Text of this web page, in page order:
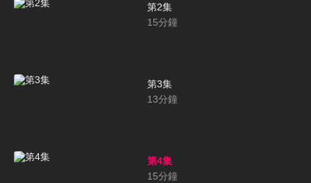
第2集
15分鐘
第3集
13分鐘
第4集
15分鐘